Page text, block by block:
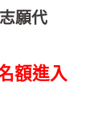
願代
額進入